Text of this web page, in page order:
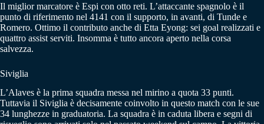
Il miglior marcatore è Espi con otto reti. L’attaccante spagnolo è il
punto di riferimento nel 4141 con il supporto, in avanti, di Tunde e
Romero. Ottimo il contributo anche di Etta Eyong: sei goal realizzati e
quattro assist serviti. Insomma è tutto ancora aperto nella corsa
salvezza.
Siviglia
L’Alaves è la prima squadra messa nel mirino a quota 33 punti.
Tuttavia il Siviglia è decisamente coinvolto in questo match con le sue
34 lunghezze in graduatoria. La squadra è in caduta libera e segni di